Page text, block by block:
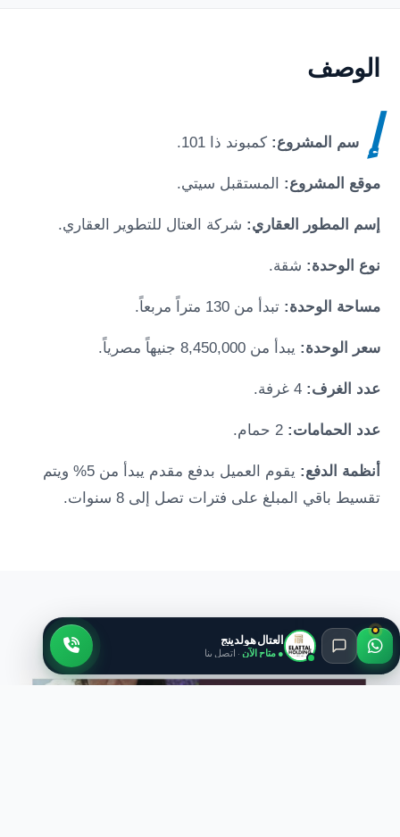
الوصف
إ سم المشروع:كمبوند ذا 101 .
موقع المشروع: المستقبل سيتي.
إسم المطور العقاري: شركة العتال للتطوير العقاري.
نوع الوحدة: شقة.
مساحة الوحدة:تبدأ من 130 متراً مربعاً.
سعر الوحدة: يبدأ من 8,450,000 جنيهاً مصرياً.
عدد الغرف: 4 غرفة.
عدد الحمامات: 2 حمام.
أنظمة الدفع:
يقوم العميل بدفع مقدم يبدأ من 5% ويتم
تقسيط باقي المبلغ على فترات تصل إلى 8 سنوات.
معرض الصورالعتال هولدينج
● متاح الآن · اتصل بنا